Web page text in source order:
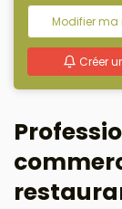
Modifier ma
Créer